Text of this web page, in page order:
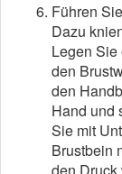
Führen
Dazu
Legen
den
den
Hand und
Sie mit
Brustbein